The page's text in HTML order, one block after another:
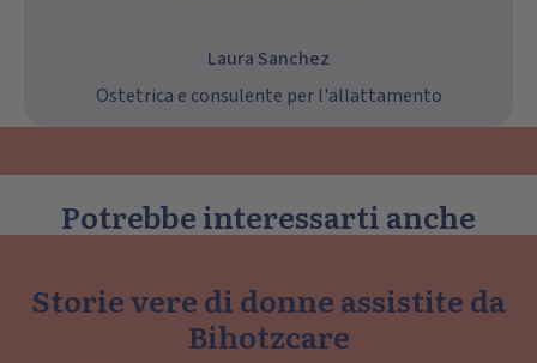
Laura Sanchez
Ostetrica e consulente per l'allattamento
Potrebbe interessarti anche
Storie vere di donne assistite da
Bihotzcare